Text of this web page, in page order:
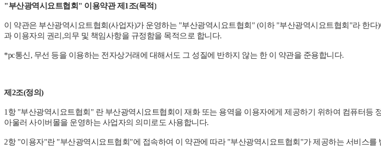
"부산광역시요트협회" 이용약관제1조(목적)
이 약관은 부산광역시요트협회(사업자)가 운영하는 "부산광역시요트협회" (이하 "부산광역시요트협회"라 한
과 이용자의 권리,의무 및 책임사항을 규정함을 목적으로 합니다.
*pc통신, 무선 등을 이용하는 전자상거래에 대해서도 그 성질에 반하지 않는 한 이 약관을 준용합니다.
제2조(정의)
1항 "부산광역시요트협회" 란 부산광역시요트협회이 재화 또는 용역을 이용자에게 제공하기 위하여 컴퓨터등
아울러 사이버몰을 운영하는 사업자의 의미로도 사용합니다.
2항 "이용자"란 "부산광역시요트협회"에 접속하여 이 약관에 따라 "부산광역시요트협회"가 제공하는 서비스를